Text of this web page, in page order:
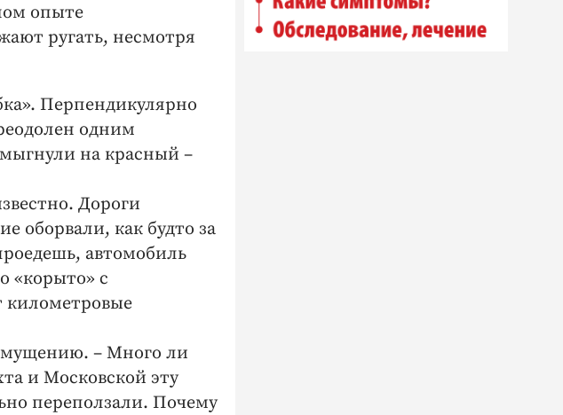
опыте
ругать, несмотря
Перпендикулярно
одним
на красный –
Дороги
оборвали, как будто за
автомобиль
«корыто» с
километровые
– Много ли
и Московской эту
переползали. Почему